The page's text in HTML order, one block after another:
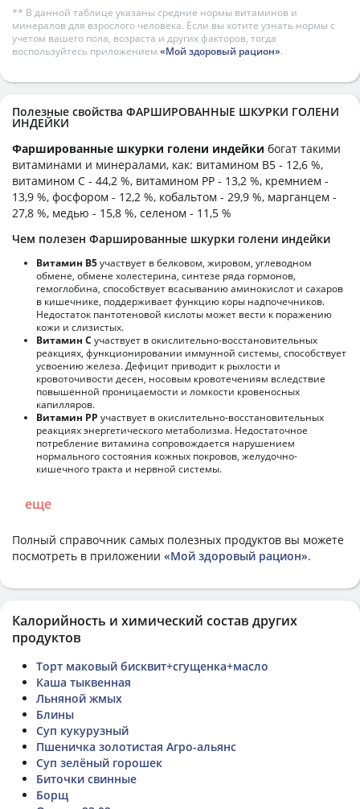
** В данной таблице указаны средние нормы витаминов и
минералов для взрослого человека. Если вы хотите узнать нормы с
учетом вашего пола, возраста и других факторов, тогда
воспользуйтесь приложением «Мой здоровый рацион».
Полезные свойства ФАРШИРОВАННЫЕ ШКУРКИ ГОЛЕНИ
ИНДЕЙКИ
Фаршированные шкурки голени индейки богат такими
витаминами и минералами, как: витамином B5 - 12,6 %,
витамином C - 44,2 %, витамином PP - 13,2 %, кремнием -
13,9 %, фосфором - 12,2 %, кобальтом - 29,9 %, марганцем -
27,8 %, медью - 15,8 %, селеном - 11,5 %
Чем полезен Фаршированные шкурки голени индейки
Витамин В5участвует в белковом, жировом, углеводном
обмене, обмене холестерина, синтезе ряда гормонов,
гемоглобина, способствует всасыванию аминокислот и сахаров
в кишечнике, поддерживает функцию коры надпочечников.
Недостаток пантотеновой кислоты может вести к поражению
кожи и слизистых.
Витамин С участвует в окислительно-восстановительных
реакциях, функционировании иммунной системы, способствует
усвоению железа. Дефицит приводит к рыхлости и
кровоточивости десен, носовым кровотечениям вследствие
повышенной проницаемости и ломкости кровеносных
капилляров.
Витамин РР участвует в окислительно-восстановительных
реакциях энергетического метаболизма. Недостаточное
потребление витамина сопровождается нарушением
нормального состояния кожных покровов, желудочно-
кишечного тракта и нервной системы.
еще
Полный справочник самых полезных продуктов вы можете
посмотреть в приложении «Мой здоровый рацион».
Калорийность и химический состав других
продуктов
Торт маковый бисквит+сгущенка+масло
Каша тыквенная
Льняной жмых
Блины
Суп кукурузный
Пшеничка золотистая Агро-альянс
Суп зелёный горошек
Биточки свинные
Борщ